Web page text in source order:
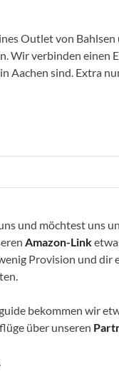
Outlet von Bahlsen
Wir verbinden einen
Aachen sind. Extra nur
und möchtest uns
Amazon-Link
Provision und dir
bekommen wir
über unseren